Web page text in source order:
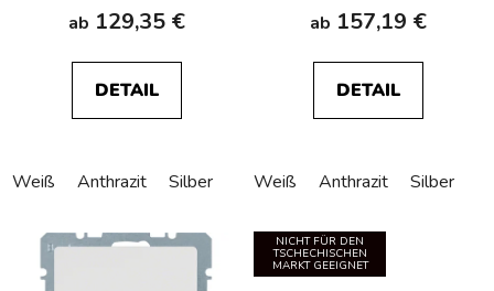
ab 129,35 €
DETAIL
Weiß Anthrazit Silber
ab 157,19 €
DETAIL
Weiß Anthrazit Silber
NICHT FÜR DEN
TSCHECHISCHEN
MARKT GEEIGNET